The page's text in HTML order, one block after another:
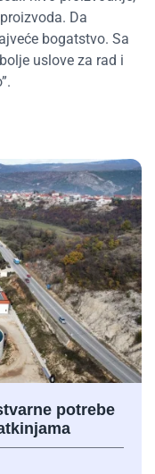
Da
bogatstvo. Sa
uslove za rad i
potrebe